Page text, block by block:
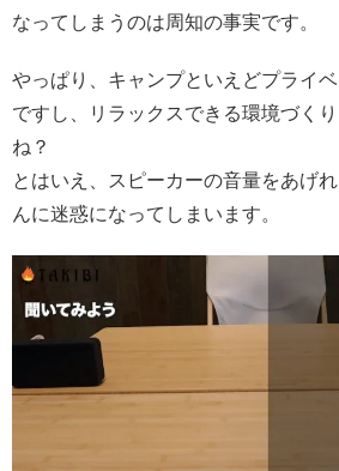
なってしまうのは周知の事実です。
やっぱり、キャンプといえどプライ
ですし、リラックスできる環境づく
ね？
とはいえ、スピーカーの音量をあげ
んに迷惑になってしまいます。